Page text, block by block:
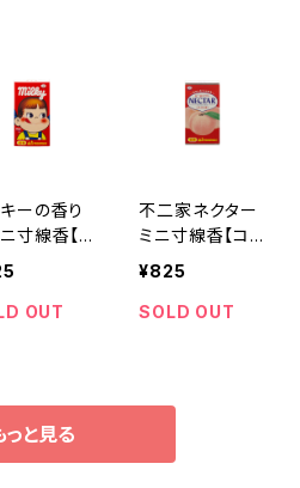
ーの香り
寸線香【コ
品】
OUT
不二家ネクター
ミニ寸線香【コラ
ボ商品】
¥825
SOLD OUT
っと見る